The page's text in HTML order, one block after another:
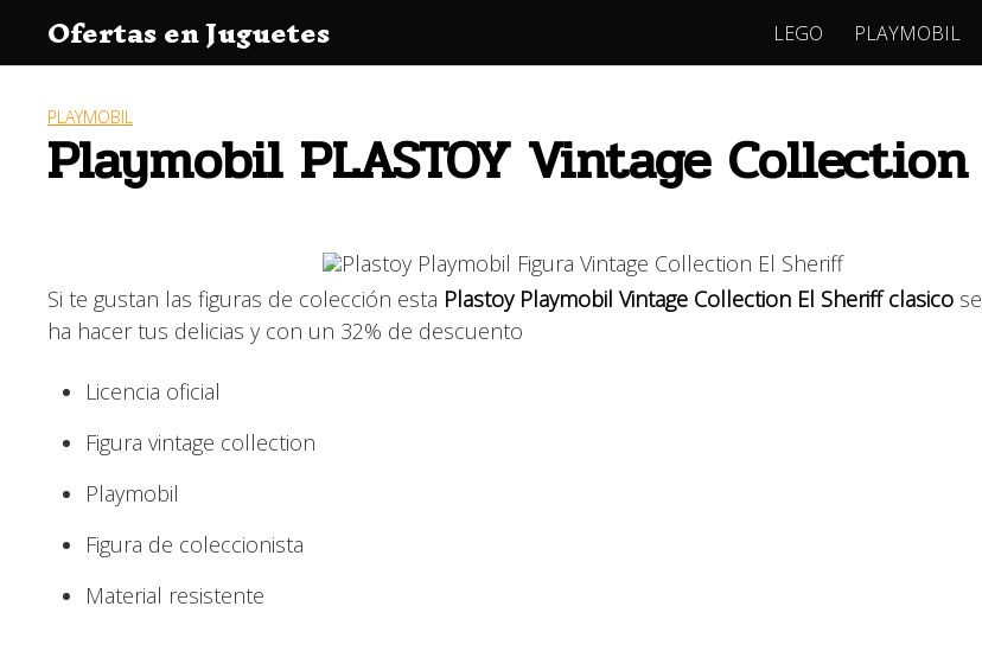
contenido
Ofertas en Juguetes LEGO PLAYMOBIL
PLAYMOBIL
Playmobil PLASTOY Vintage
Si te gustan las figuras de colección esta Plastoy Playmobil Vintage Collection El Sheriff clasico
ha hacer tus delicias y con un 32% de descuento
Licencia oficial
Figura vintage collection
Playmobil
Figura de coleccionista
Material resistente